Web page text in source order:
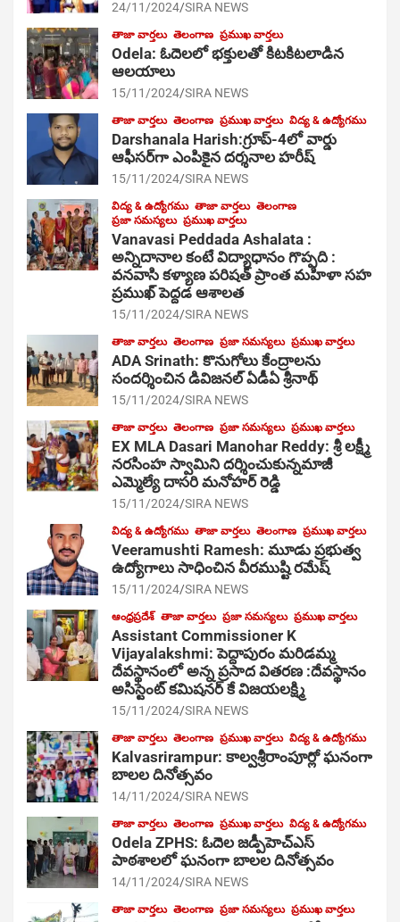
24/11/2024 SIRA NEWS
తాజా వార్తలు తెలంగాణ ప్రముఖ వార్తలు
Odela: ఓదెల‌లో భక్తులతో కిటకిటలాడిన
ఆల‌యాలు
15/11/2024 SIRA NEWS
తాజా వార్తలు తెలంగాణ ప్రముఖ వార్తలు విద్య & ఉద్యోగము
Darshanala Harish:గ్రూప్-4లో వార్డు
ఆఫీసర్‌గా ఎంపికైన దర్శనాల హరీష్
15/11/2024 SIRA NEWS
విద్య & ఉద్యోగము తాజా వార్తలు తెలంగాణ
ప్రజా సమస్యలు ప్రముఖ వార్తలు
Vanavasi Peddada Ashalata :
అన్నిదానాల కంటే విద్యాధానం గొప్పది :
వనవాసి కళ్యాణ పరిషత్ ప్రాంత మహిళా సహ
ప్రముఖ్ పెద్దడ ఆశాలత
15/11/2024 SIRA NEWS
తాజా వార్తలు తెలంగాణ ప్రజా సమస్యలు ప్రముఖ వార్తలు
ADA Srinath: కొనుగోలు కేంద్రాల‌ను
సంద‌ర్శించిన డివిజనల్ ఏడీఏ శ్రీనాథ్
15/11/2024 SIRA NEWS
తాజా వార్తలు తెలంగాణ ప్రజా సమస్యలు ప్రముఖ వార్తలు
EX MLA Dasari Manohar Reddy: శ్రీ లక్ష్మీ
నరసింహ స్వామిని దర్శించుకున్నమాజీ
ఎమ్మెల్యే దాసరి మనోహర్ రెడ్డి
15/11/2024 SIRA NEWS
విద్య & ఉద్యోగము తాజా వార్తలు తెలంగాణ ప్రముఖ వార్తలు
Veeramushti Ramesh: మూడు ప్రభుత్వ
ఉద్యోగాలు సాధించిన వీరముష్టి రమేష్
15/11/2024 SIRA NEWS
ఆంధ్రప్రదేశ్ తాజా వార్తలు ప్రజా సమస్యలు ప్రముఖ వార్తలు
Assistant Commissioner K
Vijayalakshmi: పెద్దాపురం మరిడమ్మ
దేవస్థానంలో అన్న ప్రసాద వితరణ :దేవస్థానం
అసిస్టెంట్ కమిషనర్ కే విజయలక్ష్మి
15/11/2024 SIRA NEWS
తాజా వార్తలు తెలంగాణ ప్రముఖ వార్తలు విద్య & ఉద్యోగము
Kalvasrirampur: కాల్వశ్రీరాంపూర్లో ఘనంగా
బాలల దినోత్సవం
14/11/2024 SIRA NEWS
తాజా వార్తలు తెలంగాణ ప్రముఖ వార్తలు విద్య & ఉద్యోగము
Odela ZPHS: ఓదెల జ‌డ్పీహెచ్ఎస్
పాఠ‌శాల‌లో ఘనంగా బాలల దినోత్సవం
14/11/2024 SIRA NEWS
తాజా వార్తలు తెలంగాణ ప్రజా సమస్యలు ప్రముఖ వార్తలు